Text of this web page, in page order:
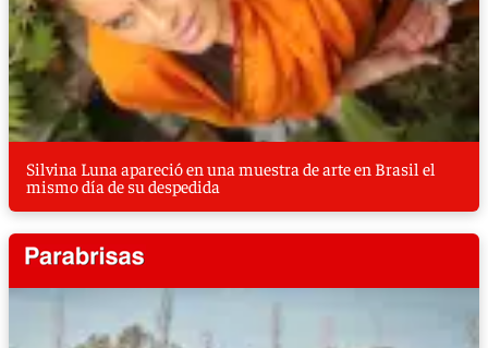
Silvina Luna apareció en una muestra de arte en Brasil el
mismo día de su despedida